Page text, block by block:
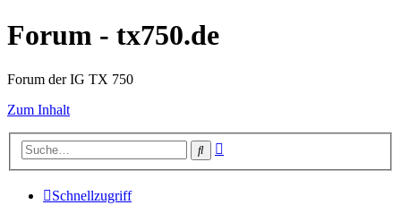
Forum - tx750.de
Forum der IG TX 750
Zum Inhalt
Suche
Schnellzugriff